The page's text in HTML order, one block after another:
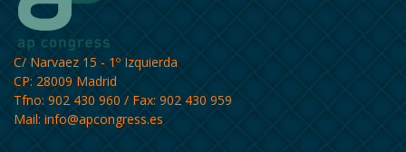
C/ Narvaez 15 - 1º Izquierda
CP: 28009 Madrid
Tfno: 902 430 960 / Fax: 902 430 959
Mail: info@apcongress.es